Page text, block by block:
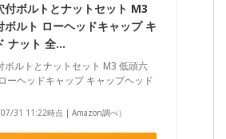
付ボルトとナットセット M3
ボルト ローヘッドキャップ キ
ナット 全…
ボルトとナットセット M3 低頭六
ーヘッドキャップ キャップヘッド
07/31 11:22時点 | Amazon調べ）